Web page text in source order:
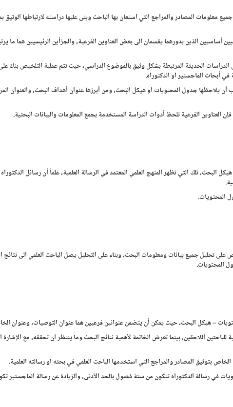
معلومات المصادر والمراجع التي استعان بها الباحث وبنى عليها دراسته لارتباطها
أساسيين الذين بدورهما يقسمان الى بعض العناوين الفرعية، والجزأين الرئيسيين هما ما
الدراسات الحديثة المرتبطة بشكل وثيق بالموضوع الدراسي، حيث تتم عملية التلخيص بناءً
أبحاث الماجستير او الدكتوراه.
أن يلاحظها جدول المحتويات او هيكل البحث، ومن أبرزها عنوان أهداف البحث، والعنوان
العناوين الفرعية تلحظ أدوات الدراسة المستخدمة بجمع المعلومات والبيانات البحثية.
تلك التي تظهر المنهج العلمي المعتمد في الرسالة العلمية، علماً أن رسائل الدكتوراه
المحتويات.
على تحليل جميع بيانات ومعلومات البحث، وبناء على التحليل يصل الباحث العلمي الى نتائج
المحتويات.
– هيكل البحث، حيث يمكن أن يتضمن عنوانين فرعيين هما عنوان التوصيات، وعنوان
اللاحقين، بينما تعرض الخاتمة لأهمية نتائج البحث وما ينتظر ان تحققه، مع الإشارة
بتوثيق المصادر والمراجع التي استخدمها الباحث العلمي في بحثه او رسالته العلمية.
في رسالة الدكتوراه تتكون من ستة فصول بالحد الأدنى، والزيادة عن رسالة الماجستير